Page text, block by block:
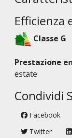
Efficienza
Classe G
Prestazione
estate
Condividi
Facebook
Twitter